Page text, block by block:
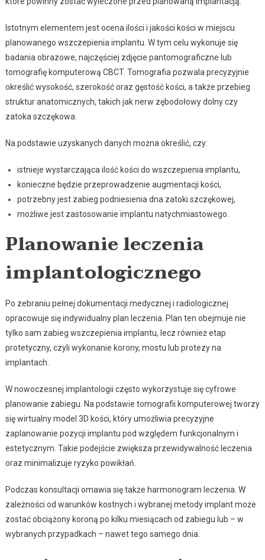
Istotnym elementem jest ocena ilości i jakości kości w miejscu
planowanego wszczepienia implantu. W tym celu wykonuje się
badania obrazowe, najczęściej zdjęcie pantomograficzne lub
tomografię komputerową CBCT. Tomografia pozwala precyzyjnie
określić wysokość, szerokość oraz gęstość kości, a także przebieg
struktur anatomicznych, takich jak nerw zębodołowy dolny czy
zatoka szczękowa.
Na podstawie uzyskanych danych można określić, czy:
istnieje wystarczająca ilość kości do wszczepienia implantu,
konieczne będzie przeprowadzenie augmentacji kości,
potrzebny jest zabieg podniesienia dna zatoki szczękowej,
możliwe jest zastosowanie implantu natychmiastowego.
Planowanie leczenia
implantologicznego
Po zebraniu pełnej dokumentacji medycznej i radiologicznej
opracowuje się indywidualny plan leczenia. Plan ten obejmuje nie
tylko sam zabieg wszczepienia implantu, lecz również etap
protetyczny, czyli wykonanie korony, mostu lub protezy na
implantach.
W nowoczesnej implantologii często wykorzystuje się cyfrowe
planowanie zabiegu. Na podstawie tomografii komputerowej tworzy
się wirtualny model 3D kości, który umożliwia precyzyjne
zaplanowanie pozycji implantu pod względem funkcjonalnym i
estetycznym. Takie podejście zwiększa przewidywalność leczenia
oraz minimalizuje ryzyko powikłań.
Podczas konsultacji omawia się także harmonogram leczenia. W
zależności od warunków kostnych i wybranej metody implant może
zostać obciążony koroną po kilku miesiącach od zabiegu lub – w
wybranych przypadkach – nawet tego samego dnia.